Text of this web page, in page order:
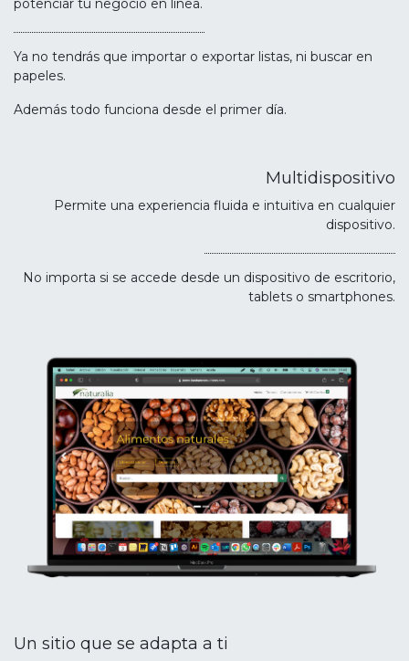
potenciar tu negocio en línea.
Ya no tendrás que importar o exportar listas, ni buscar en
papeles.
Además todo funciona desde el primer día.
Multidispositivo
Permite una experiencia fluida e intuitiva en cualquier
dispositivo.
No importa si se accede desde un dispositivo de escritorio,
tablets o smartphones.
Un sitio que se adapta a ti